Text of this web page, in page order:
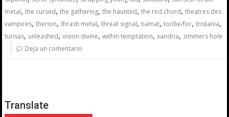
metal,the cursed,the gathering,the haunted,the red chord,theatres des
vampires,therion,thrash metal,threat signal,tiamat,to/die/for,tristania,
turisas, unleashed,vision divine,within temptation,xandria, zimmers hole
Deja un comentario
Translate